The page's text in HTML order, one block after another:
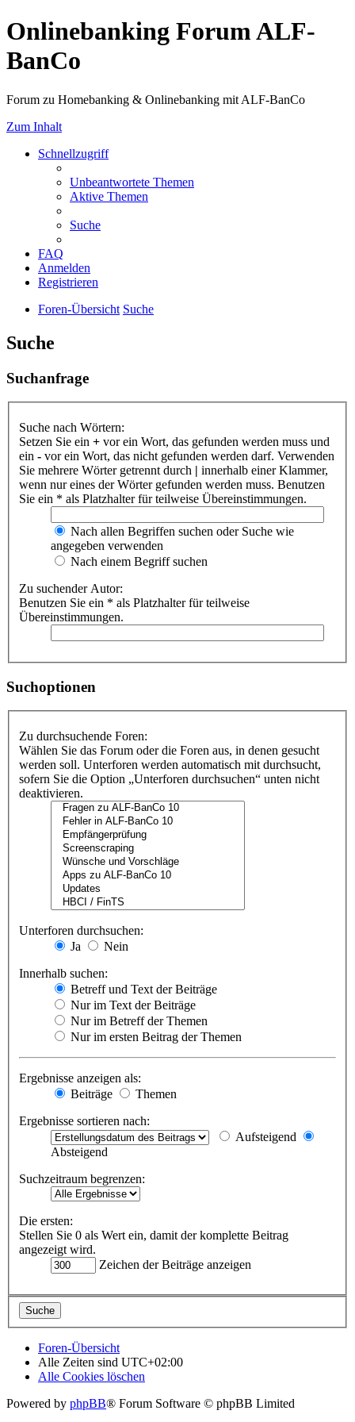
Onlinebanking Forum ALF-
BanCo
Forum zu Homebanking & Onlinebanking mit ALF-BanCo
Zum Inhalt
Schnellzugriff
Unbeantwortete Themen
Aktive Themen
Suche
FAQ
Anmelden
Registrieren
Foren-Übersicht Suche
Suche
Suchanfrage
Suche nach Wörtern:
Setzen Sie ein + vor ein Wort, das gefunden werden muss und
ein - vor ein Wort, das nicht gefunden werden darf. Verwenden
Sie mehrere Wörter getrennt durch | innerhalb einer Klammer,
wenn nur eines der Wörter gefunden werden muss. Benutzen
Sie ein * als Platzhalter für teilweise Übereinstimmungen.
Nach allen Begriffen suchen oder Suche wie
angegeben verwenden
Nach einem Begriff suchen
Zu suchender Autor:
Benutzen Sie ein * als Platzhalter für teilweise
Übereinstimmungen.
Suchoptionen
Zu durchsuchende Foren:
Wählen Sie das Forum oder die Foren aus, in denen gesucht
werden soll. Unterforen werden automatisch mit durchsucht,
sofern Sie die Option „Unterforen durchsuchen“ unten nicht
deaktivieren.
Unterforen durchsuchen:
Ja
Nein
Innerhalb suchen:
Betreff und Text der Beiträge
Nur im Text der Beiträge
Nur im Betreff der Themen
Nur im ersten Beitrag der Themen
Ergebnisse anzeigen als:
Beiträge
Themen
Ergebnisse sortieren nach:
Aufsteigend
Absteigend
Suchzeitraum begrenzen:
Die ersten:
Stellen Sie 0 als Wert ein, damit der komplette Beitrag
angezeigt wird.
Zeichen der Beiträge anzeigen
Foren-Übersicht
Alle Zeiten sind UTC+02:00
Alle Cookies löschen
Powered by phpBB® Forum Software © phpBB Limited